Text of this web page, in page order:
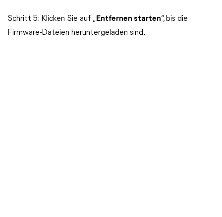
Schritt 5: Klicken Sie auf „ Entfernen starten“, bis die
Firmware-Dateien heruntergeladen sind.